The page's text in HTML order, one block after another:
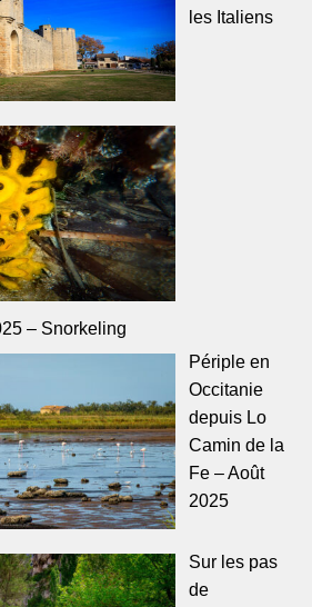
les Italiens
– Snorkeling
Périple en
Occitanie
depuis Lo
Camin de la
Fe – Août
2025
Sur les pas
de